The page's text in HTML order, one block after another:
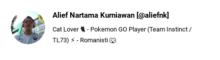
Alief Nartama Kurniawan [@aliefnk]
Cat Lover 🐈 - Pokemon GO Player (Team Instinct /
TL73) ⚡ - Romanisti 🐺